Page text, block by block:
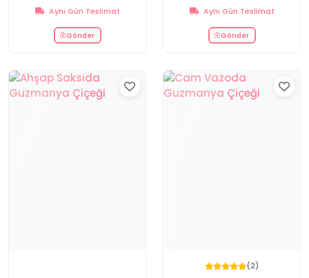
Aynı Gün Teslimat
Gönder
Aynı Gün Teslimat
Gönder
(2)